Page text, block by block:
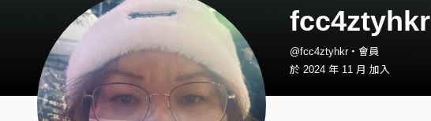
fcc4ztyhkr
@fcc4ztyhkr・會員
於 2024 年 11 月 加入